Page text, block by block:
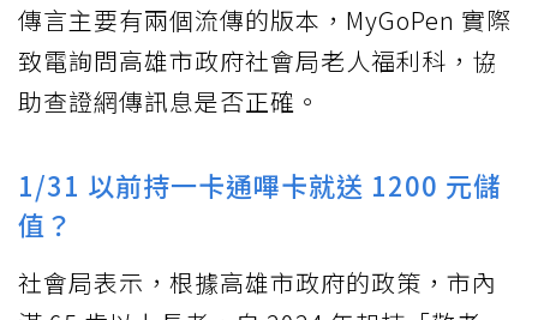
傳言主要有兩個流傳的版本，MyGoPen 實際
致電詢問高雄市政府社會局老人福利科，協
助查證網傳訊息是否正確。
1/31 以前持一卡通嗶卡就送 1200 元儲
值？
社會局表示，根據高雄市政府的政策，市內